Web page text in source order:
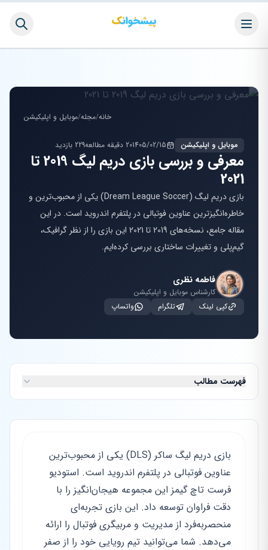
خانه/مجله/موبایل و اپلیکیشن
موبایل و اپلیکیشن 1405/02/1520 دقیقه مطالعه 229 بازدید
معرفی و بررسی بازی دریم لیگ 2019 تا
2021
بازی دریم لیگ (Dream League Soccer) یکی از محبوب‌ترین و
خاطره‌انگیزترین عناوین فوتبالی در پلتفرم اندروید است. در این
مقاله جامع، نسخه‌های 2019 تا 2021 این بازی را از نظر گرافیک،
گیم‌پلی و تغییرات ساختاری بررسی کرده‌ایم.
فاطمه نظری
کارشناس موبایل و اپلیکیشن
کپی لینک
تلگرام واتساپ
فهرست مطالب
بازی دریم لیگ ساکر (DLS) یکی از محبوب‌ترین
عناوین فوتبالی در پلتفرم اندروید است. استودیو
فرست تاچ گیمز این مجموعه هیجان‌انگیز را با
دقت فراوان توسعه داد. این بازی تجربه‌ای
منحصربه‌فرد از مدیریت و مربیگری فوتبال را ارائه
می‌دهد. شما می‌توانید تیم رویایی خود را از صفر